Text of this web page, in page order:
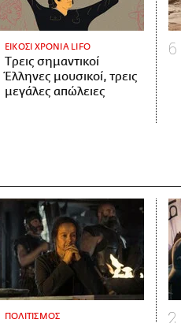
ΕΙΚΟΣΙ ΧΡΟΝΙΑ LIFO
Tρεις σημαντικοί
Έλληνες μουσικοί, τρεις
μεγάλες απώλειες
ΠΟΛΙΤΙΣΜΟΣ